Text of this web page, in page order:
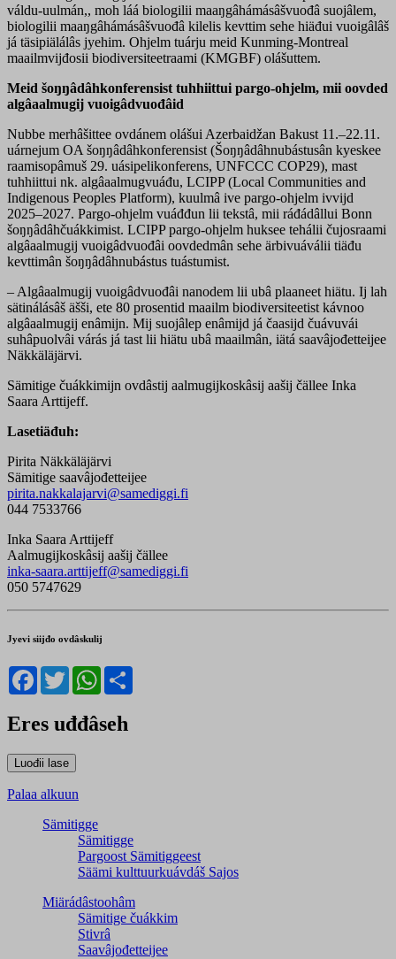
váldu-uulmán,, moh láá biologilii maaŋgâhámásâšvuođâ suojâlem,
biologilii maaŋgâhámásâšvuođâ kilelis kevttim sehe hiäđui vuoigâlâš
já täsipiälálâs jyehim. Ohjelm tuárju meid Kunming-Montreal
maailmvijđosii biodiversiteetraami (KMGBF) olášuttem.
Meid šoŋŋâdâhkonferensist tuhhiittui pargo-ohjelm, mii oovded
algâaalmugij vuoigâdvuođâid
Nubbe merhâšittee ovdánem olášui Azerbaidžan Bakust 11.–22.11.
uárnejum OA šoŋŋâdâhkonferensist (Šoŋŋâdâhnubástusân kyeskee
raamisopâmuš 29. uásipelikonferens, UNFCCC COP29), mast
tuhhiittui nk. algâaalmugvuáđu, LCIPP (Local Communities and
Indigenous Peoples Platform), kuulmâ ive pargo-ohjelm ivvijd
2025–2027. Pargo-ohjelm vuáđđun lii tekstâ, mii ráđádâllui Bonn
šoŋŋâdâhčuákkimist. LCIPP pargo-ohjelm huksee tehálii čujosraami
algâaalmugij vuoigâdvuođâi oovdedmân sehe ärbivuáválii tiäđu
kevttimân šoŋŋâdâhnubástus tuástumist.
– Algâaalmugij vuoigâdvuođâi nanodem lii ubâ plaaneet hiätu. Ij lah
sätinálásâš äšši, ete 80 prosentid maailm biodiversiteetist kávnoo
algâaalmugij enâmijn. Mij suojâlep enâmijd já čaasijd čuávuvái
suhâpuolvâi várás já tast lii hiätu ubâ maailmân, iätá saavâjođetteijee
Näkkäläjärvi.
Sämitige čuákkimijn ovdâstij aalmugijkoskâsij aašij čällee Inka
Saara Arttijeff.
Lasetiäđuh:
Pirita Näkkäläjärvi
Sämitige saavâjođetteijee
pirita.nakkalajarvi@samediggi.fi
044 7533766
Inka Saara Arttijeff
Aalmugijkoskâsij aašij čällee
inka-saara.arttijeff@samediggi.fi
050 5747629
Jyevi siijđo ovdâskulij
Facebook
TwitterWhatsApp
Eres uđđâseh
Palaa alkuun
Sämitigge
Sämitigge
Pargoost Sämitiggeest
Säämi kulttuurkuávdáš Sajos
Miärádâstoohâm
Sämitige čuákkim
Stivrâ
Saavâjođetteijee